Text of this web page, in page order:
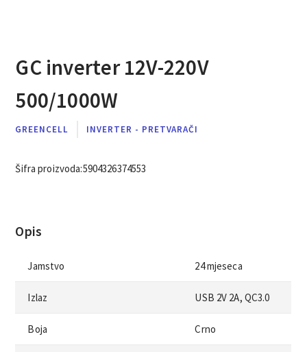
GC inverter 12V-220V
500/1000W
GREENCELL INVERTER - PRETVARAČI
Šifra proizvoda:5904326374553
Opis
Jamstvo 24 mjeseca
Izlaz USB 2V 2A, QC3.0
Boja Crno